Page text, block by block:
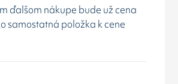
ďalšom nákupe bude už cena
samostatná položka k cene